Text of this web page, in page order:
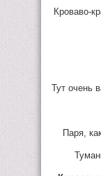
Кроваво-
Тут очень
Паря,